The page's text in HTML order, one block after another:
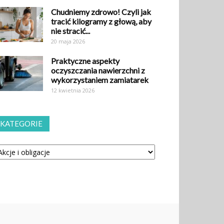
Chudniemy zdrowo! Czyli jak
tracić kilogramy z głową, aby
nie stracić...
20 maja 2026
Praktyczne aspekty
oczyszczania nawierzchni z
wykorzystaniem zamiatarek
12 kwietnia 2026
KATEGORIE